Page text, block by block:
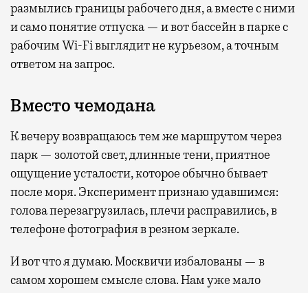
размылись границы рабочего дня, а вместе с ними
и само понятие отпуска — и вот бассейн в парке с
рабочим Wi-Fi выглядит не курьезом, а точным
ответом на запрос.
Вместо чемодана
К вечеру возвращаюсь тем же маршрутом через
парк — золотой свет, длинные тени, приятное
ощущение усталости, которое обычно бывает
после моря. Эксперимент признаю удавшимся:
голова перезагрузилась, плечи расправились, в
телефоне фотография в резном зеркале.
И вот что я думаю. Москвичи избалованы — в
самом хорошем смысле слова. Нам уже мало